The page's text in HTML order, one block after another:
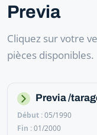
Previa
Cliquez sur votre
pièces disponibles.
Previa /
05/1990
01/2000